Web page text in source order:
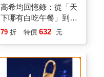
高希均回憶錄：從「天
下哪有白吃午餐」到
「和平幸福」
79 折 特價 632 元